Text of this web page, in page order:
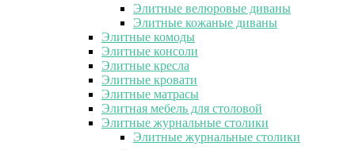
Элитные велюровые диваны
Элитные кожаные диваны
Элитные комоды
Элитные консоли
Элитные кресла
Элитные кровати
Элитные матрасы
Элитная мебель для столовой
Элитные журнальные столики
Элитные журнальные столики